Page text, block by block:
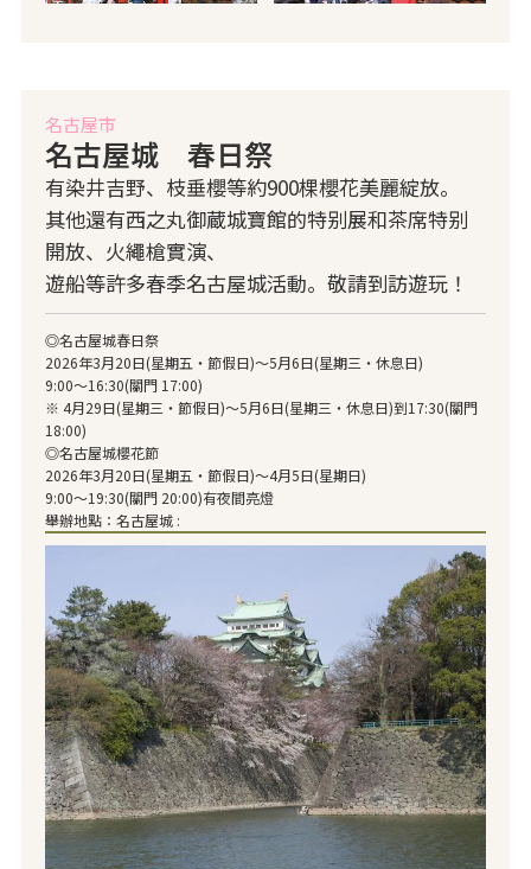
名古屋市
名古屋城 春日祭
有染井吉野、枝垂櫻等約900棵櫻花美麗綻放。
其他還有西之丸御蔵城寶館的特别展和茶席特别
開放、火繩槍實演、
遊船等許多春季名古屋城活動。敬請到訪遊玩！
◎名古屋城春日祭
2026年3月20日(星期五・節假日)〜5月6日(星期三・休息日)
9:00～16:30(關門 17:00)
※ 4月29日(星期三・節假日)～5月6日(星期三・休息日)到17:30(關門
18:00)
◎名古屋城櫻花節
2026年3月20日(星期五・節假日)〜4月5日(星期日)
9:00～19:30(關門 20:00)有夜間亮燈
舉辦地點：名古屋城 :